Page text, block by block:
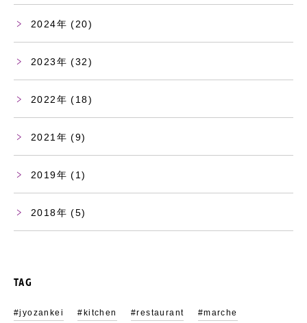
2024 (20)
2023 (32)
2022 (18)
2021 (9)
2019 (1)
2018 (5)
TAG
#jyozankei #kitchen #restaurant
#marche